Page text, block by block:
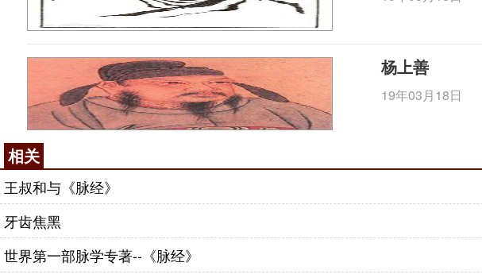
杨上善
19年03月18日
相关
王叔和与《脉经》
牙齿焦黑
世界第一部脉学专著--《脉经》